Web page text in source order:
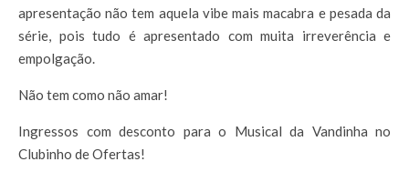
apresentação não tem aquela vibe mais macabra e pesada da
série, pois tudo é apresentado com muita irreverência e
empolgação.
Não tem como não amar!
Ingressos com desconto para o Musical da Vandinha no
Clubinho de Ofertas!